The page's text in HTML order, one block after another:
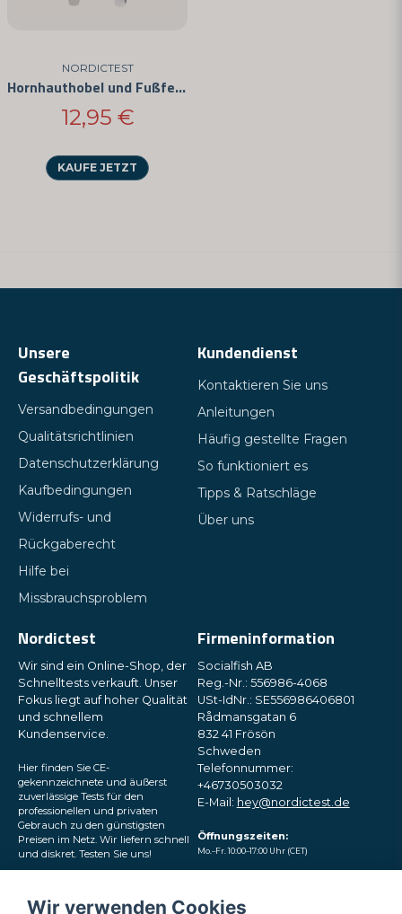
NORDICTEST
Hornhauthobel und Fußfeile in einem
12,95 €
KAUFE JETZT
Unsere
Geschäftspolitik
Versandbedingungen
Qualitätsrichtlinien
Datenschutzerklärung
Kaufbedingungen
Widerrufs- und
Rückgaberecht
Hilfe bei
Missbrauchsproblem
Kundendienst
Kontaktieren Sie uns
Anleitungen
Häufig gestellte Fragen
So funktioniert es
Tipps & Ratschläge
Über uns
Nordictest
Wir sind ein Online-Shop, der
Schnelltests verkauft. Unser
Fokus liegt auf hoher Qualität
und schnellem
Kundenservice.
Hier finden Sie CE-
gekennzeichnete und äußerst
zuverlässige Tests für den
professionellen und privaten
Gebrauch zu den günstigsten
Preisen im Netz. Wir liefern schnell
und diskret. Testen Sie uns!
Firmeninformation
Socialfish AB
Reg.-Nr.: 556986-4068
USt-IdNr.: SE556986406801
Rådmansgatan 6
832 41 Frösön
Schweden
Telefonnummer:
+46730503032
E-Mail: hey@nordictest.de
Öffnungszeiten:
Mo.–Fr. 10:00–17:00 Uhr (CET)
Wir verwenden Cookies